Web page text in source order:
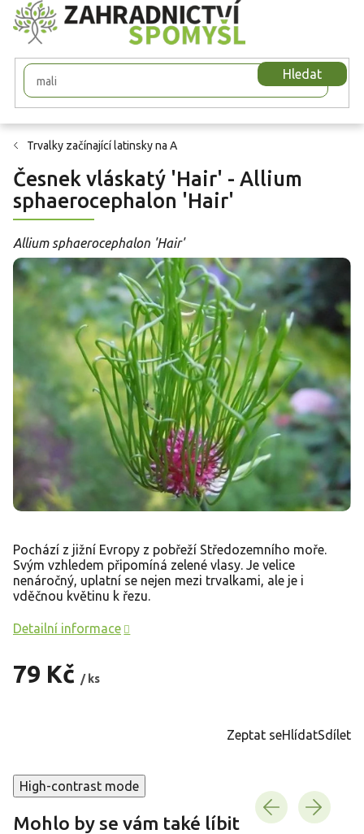
Přejít
na
obsah
Hledat
Trvalky začínající latinsky na A
Česnek vláskatý 'Hair' - Allium
sphaerocephalon 'Hair'
Allium sphaerocephalon 'Hair'
79 Kč / ks
Pochází z jižní Evropy z pobřeží Středozemního moře.
Svým vzhledem připomíná zelené vlasy.
Je velice
nenáročný, uplatní se nejen mezi trvalkami, ale je i
vděčnou květinu k řezu.
Detailní informace
Zeptat seHlídatSdílet
High-contrast mode
Mohlo by se vám také líbit